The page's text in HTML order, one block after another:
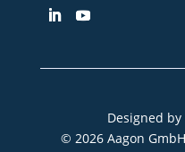
Designed by
© 2026 Aagon